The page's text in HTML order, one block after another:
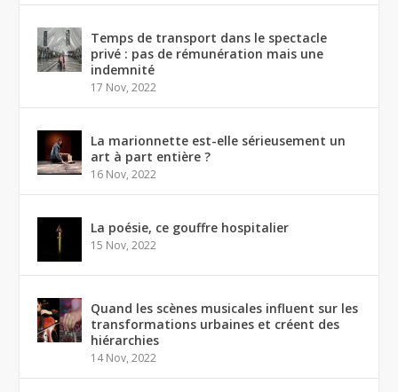
Temps de transport dans le spectacle
privé : pas de rémunération mais une
indemnité
17 Nov, 2022
La marionnette est-elle sérieusement un
art à part entière ?
16 Nov, 2022
La poésie, ce gouffre hospitalier
15 Nov, 2022
Quand les scènes musicales influent sur les
transformations urbaines et créent des
hiérarchies
14 Nov, 2022